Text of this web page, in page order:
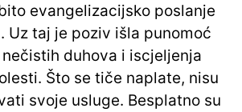
evangelizacijsko poslanje
Uz taj je poziv išla punomoć
duhova i iscjeljenja
Što se tiče naplate, nisu
svoje usluge. Besplatno su